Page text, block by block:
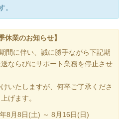
。
休業のお知らせ】
間に伴い、誠に勝手ながら下記期
ならびにサポート業務を停止させ
いたしますが、何卒ご了承くださ
げます。
8月8日(土) ～ 8月16日(日)